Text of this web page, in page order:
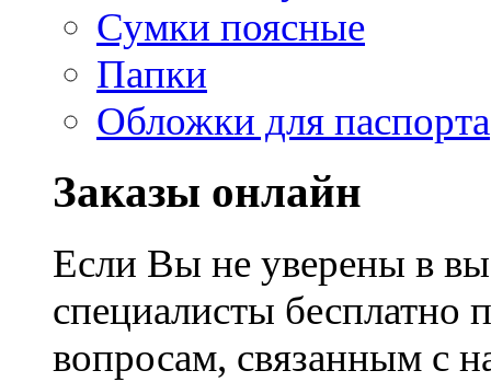
Сумки поясные
Папки
Обложки для паспорта
Заказы онлайн
Если Вы не уверены в
специалисты
вопросам, связанным с